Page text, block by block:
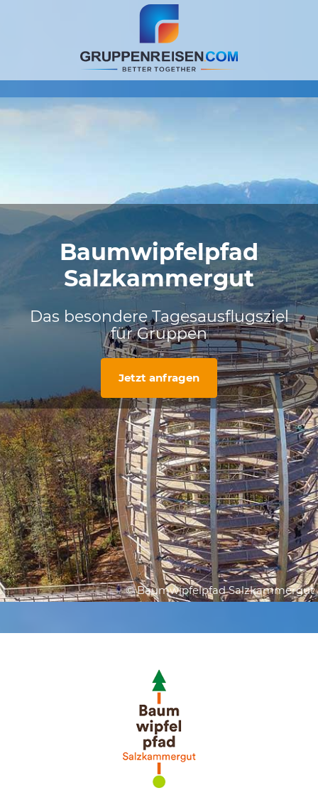
Baumwipfelpfad
Salzkammergut
Das besondere Tagesausflugsziel
für Gruppen
Jetzt anfragen
© Baumwipfelpfad Salzkammergut